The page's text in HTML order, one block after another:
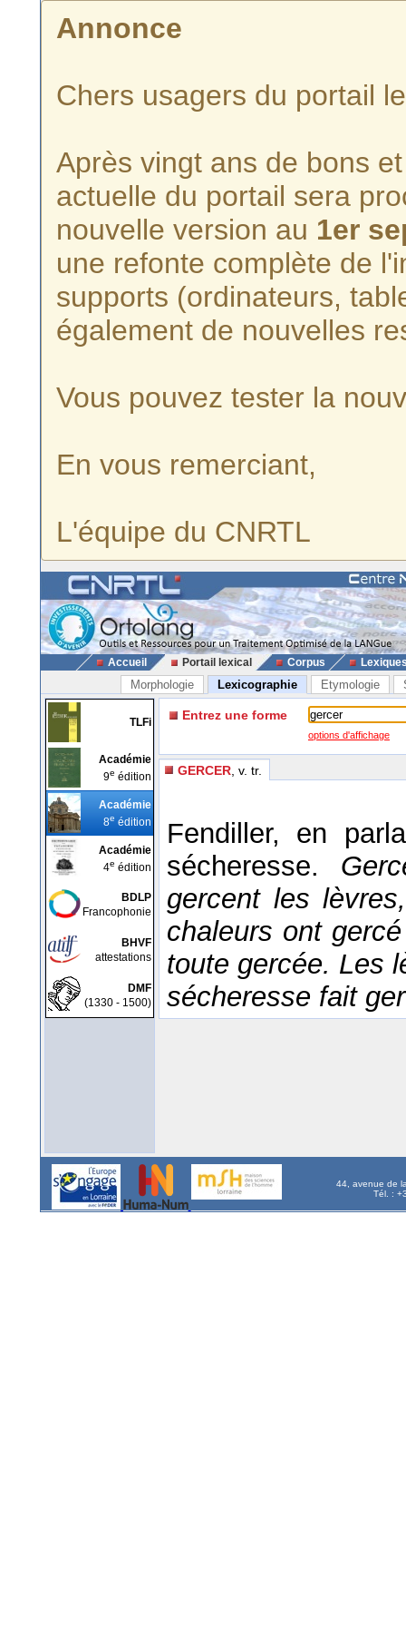
Annonce
Chers usagers du portail
Après vingt ans de bons
actuelle du portail sera
nouvelle version au 1er
une refonte complète de
supports (ordinateurs,
également de nouvelles
Vous pouvez tester la
En vous remerciant,
L'équipe du CNRTL
Accueil Portail lexical Corpus
Morphologie Lexicographie Etymologie
TLFi
Académie
9e édition
Académie
8e édition
Académie
4e édition
BDLP
Francophonie
BHVF
attestations
DMF
(1330 - 1500)
Entrez une forme
options d'affichage
GERCER , v. tr.
Fendiller, en
sécheresse.
gercent les
chaleurs ont
toute gercée. Les
sécheresse fait
44, avenue de
Tél. :